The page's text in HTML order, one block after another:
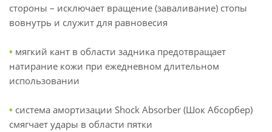
стороны – исключает вращение (заваливание) стопы
вовнутрь и служит для равновесия
• мягкий кант в области задника предотвращает
натирание кожи при ежедневном длительном
использовании
• система амортизации Shock Absorber (Шок Абсорбер)
смягчает удары в области пятки